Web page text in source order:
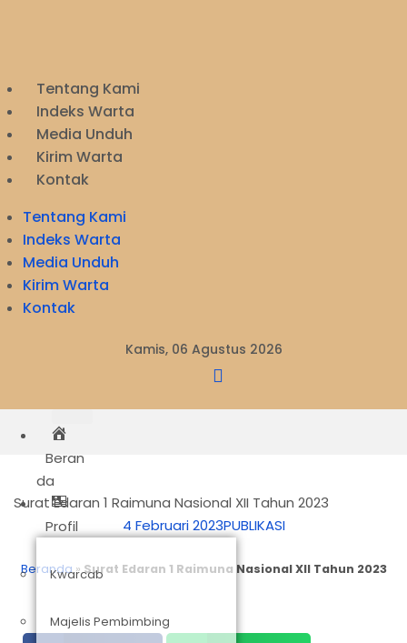
Tentang Kami
Indeks Warta
Media Unduh
Kirim Warta
Kontak
Tentang Kami
Indeks Warta
Media Unduh
Kirim Warta
Kontak
Kamis, 06 Agustus 2026
Beran
da
Profil
Kwarcab
Majelis Pembimbing
Surat Edaran 1 Raimuna Nasional XII Tahun 2023
4 Februari 2023PUBLIKASI
Beranda»Surat Edaran 1 Raimuna Nasional XII Tahun 2023